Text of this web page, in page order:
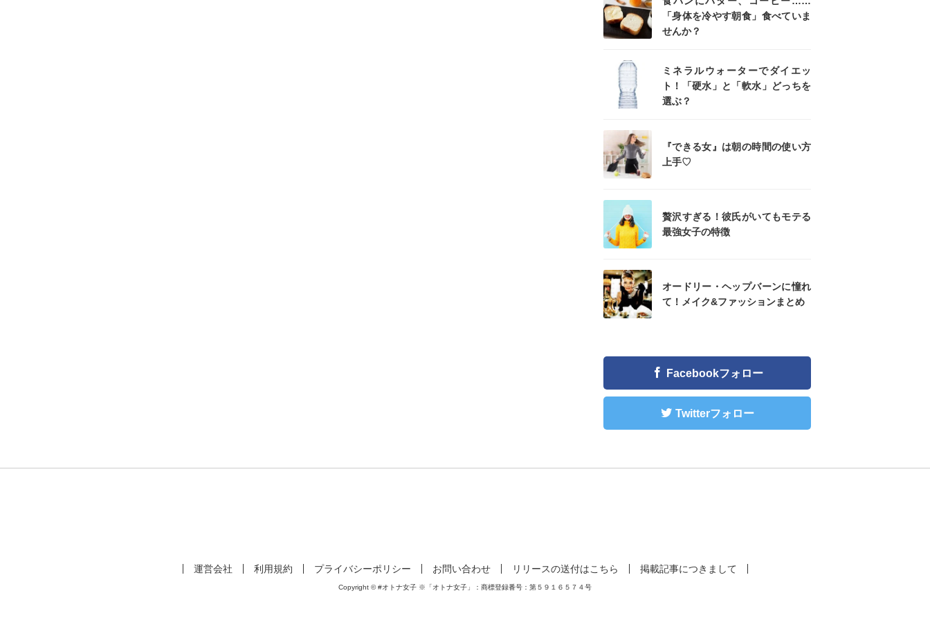
「身体を冷やす朝食」食べていま
せんか？
ミネラルウォーターでダイエッ
ト！「硬水」と「軟水」どっちを
選ぶ？
『できる女』は朝の時間の使い方
上手♡
贅沢すぎる！彼氏がいてもモテる
最強女子の特徴
オードリー・ヘップバーンに憧れ
て！メイク&ファッションまとめ
Facebookフォロー
Twitterフォロー
運営会社 利用規約 プライバシーポリシー お問い合わせ リリースの送付はこちら 掲載記事につきまして
Copyright © #オトナ女子 ※「オトナ女子」：商標登録番号：第５９１６５７４号